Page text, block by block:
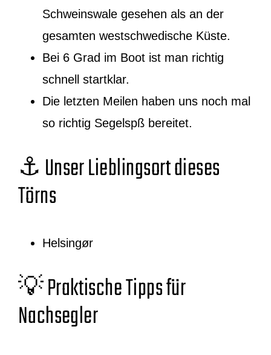
Schweinswale gesehen als an der
gesamten westschwedische Küste.
Bei 6 Grad im Boot ist man richtig
schnell startklar.
Die letzten Meilen haben uns noch mal
so richtig Segelspß bereitet.
⚓ Unser Lieblingsort dieses
Törns
Helsingør
💡 Praktische Tipps für
Nachsegler